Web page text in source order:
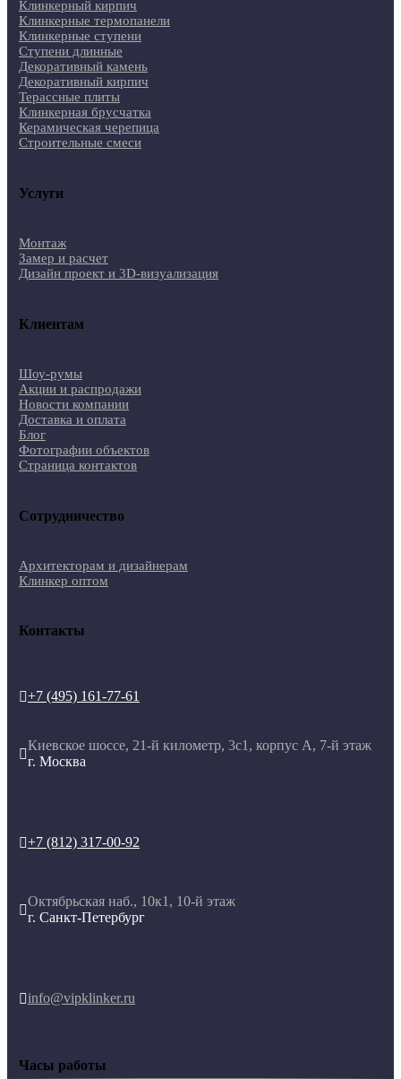
Клинкерный кирпич
Клинкерные термопанели
Клинкерные ступени
Ступени длинные
Декоративный камень
Декоративный кирпич
Терассные плиты
Клинкерная брусчатка
Керамическая черепица
Строительные смеси
Услуги
Монтаж
Замер и расчет
Дизайн проект и 3D-визуализация
Клиентам
Шоу-румы
Акции и распродажи
Новости компании
Доставка и оплата
Блог
Фотографии объектов
Страница контактов
Сотрудничество
Архитекторам и дизайнерам
Клинкер оптом
Контакты
+7 (495) 161-77-61

Киевское шоссе, 21-й километр, 3с1, корпус А, 7-й этаж
г. Москва
+7 (812) 317-00-92

Октябрьская наб., 10к1, 10-й этаж
г. Санкт-Петербург
info@vipklinker.ru
Часы работы